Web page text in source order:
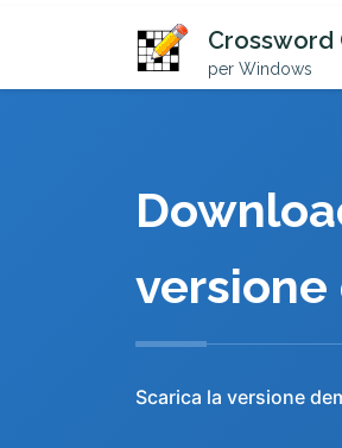
Crossword
per Windows
versione
Scarica la versione